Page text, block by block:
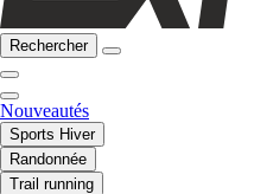
Rechercher
Nouveautés
Sports Hiver
Randonnée
Trail running